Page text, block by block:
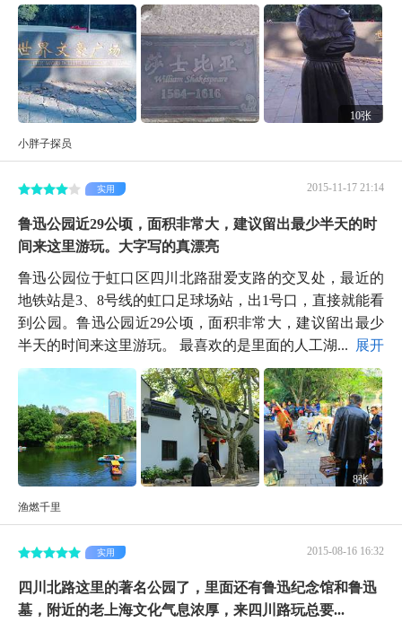
10张
小胖子探员
2015-11-17 21:14
实用
鲁迅公园近29公顷，面积非常大，建议留出最少半天的时
间来这里游玩。大字写的真漂亮
鲁迅公园位于虹口区四川北路甜爱支路的交叉处，最近的
地铁站是3、8号线的虹口足球场站，出1号口，直接就能看
到公园。鲁迅公园近29公顷，面积非常大，建议留出最少
半天的时间来这里游玩。 最喜欢的是里面的人工湖...
展开
8张
渔燃千里
2015-08-16 16:32
实用
四川北路这里的著名公园了，里面还有鲁迅纪念馆和鲁迅
墓，附近的老上海文化气息浓厚，来四川路玩总要...